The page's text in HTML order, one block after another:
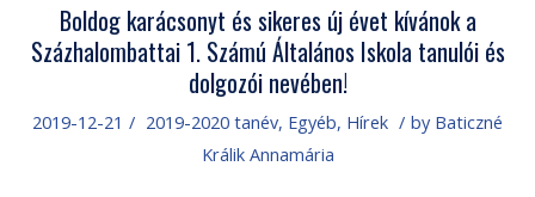
Boldog karácsonyt és sikeres új évet kívánok a
Százhalombattai 1. Számú Általános Iskola tanulói és
dolgozói nevében!
2019-12-21 / 2019-2020 tanév, Egyéb, Hírek / by Baticzné
Králik Annamária